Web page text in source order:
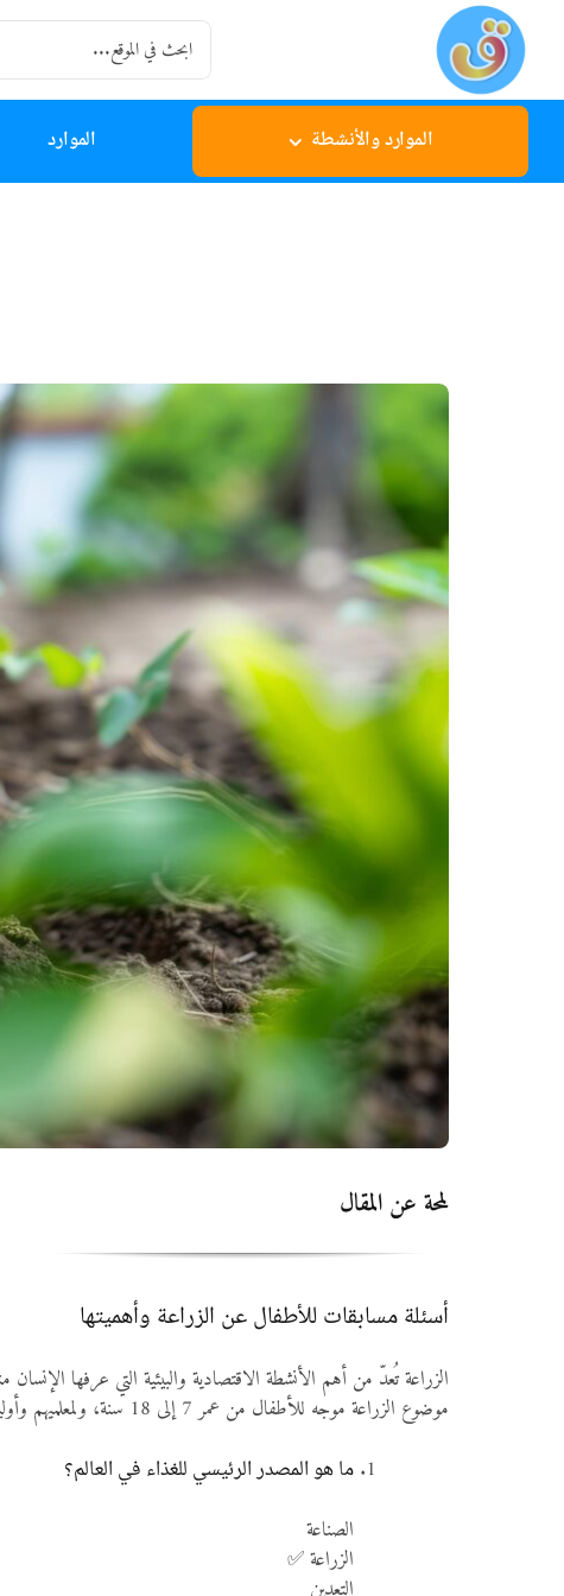
content
Search
for:
الموارد والأنشطة الموارد
لمحة عن المقال
أسئلة مسابقات للأطفال عن الزراعة وأهميتها
موضوع الزراعة موجه للأطفال من عمر 7 إلى 18 سنة، ولمعلميهم وأولياء أمورهم للمساعدة في تعزيز المعرفة الزراعية وتنمية الوعي البيئي لديهم.
ما هو المصدر الرئيسي للغذاء في العالم؟
الصناعة
الزراعة ✅